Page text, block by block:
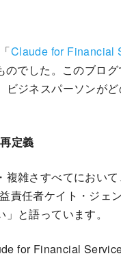
Claude for Financial
でした。このブロ
ジネスパーソンが
定義
雑さすべてにおい
責任者ケイト・ジェ
と語っています。
for Financial